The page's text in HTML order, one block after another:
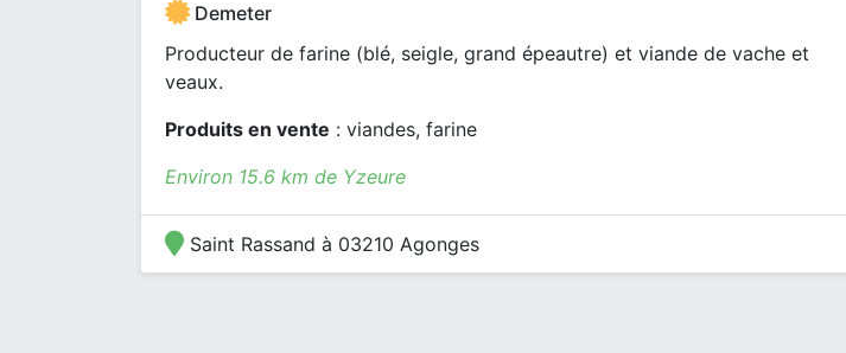
Demeter
Producteur de farine (blé, seigle, grand épeautre) et viande de vache et
veaux.
Produits en vente : viandes, farine
Environ 15.6 km de Yzeure
Saint Rassand à 03210 Agonges